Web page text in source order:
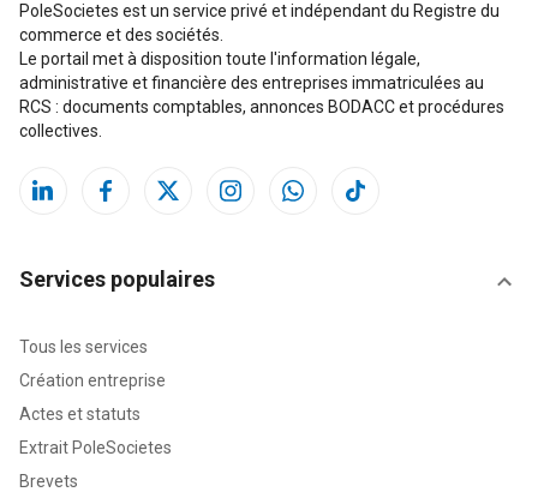
PoleSocietes est un service privé et indépendant du Registre du
commerce et des sociétés.
Le portail met à disposition toute l'information légale,
administrative et financière des entreprises immatriculées au
RCS : documents comptables, annonces BODACC et procédures
collectives.
Services populaires
Tous les services
Création entreprise
Actes et statuts
Extrait PoleSocietes
Brevets